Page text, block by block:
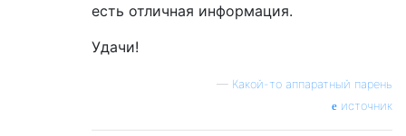
есть отличная информация.
Удачи!
— Какой-то аппаратный парень
источник